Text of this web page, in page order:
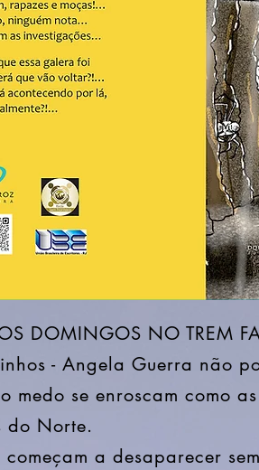
DOMINGOS NO TREM
- Angela Guerra não
medo se enroscam como
do Norte.
a desaparecer